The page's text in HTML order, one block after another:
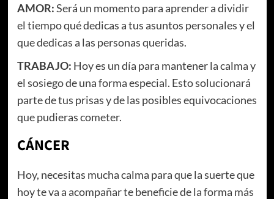
AMOR:Será un momento para aprender a dividir
el tiempo qué dedicas a tus asuntos personales y el
que dedicas a las personas queridas.
TRABAJO: Hoy es un día para mantener la calma y
el sosiego de una forma especial. Esto solucionará
parte de tus prisas y de las posibles equivocaciones
que pudieras cometer.
CÁNCER
Hoy, necesitas mucha calma para que la suerte que
hoy te va a acompañar te beneficie de la forma más